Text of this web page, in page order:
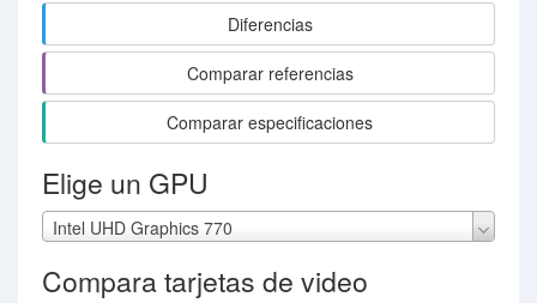
Diferencias
Comparar referencias
Comparar especificaciones
Elige un GPU
Intel UHD Graphics 770
Compara tarjetas de video